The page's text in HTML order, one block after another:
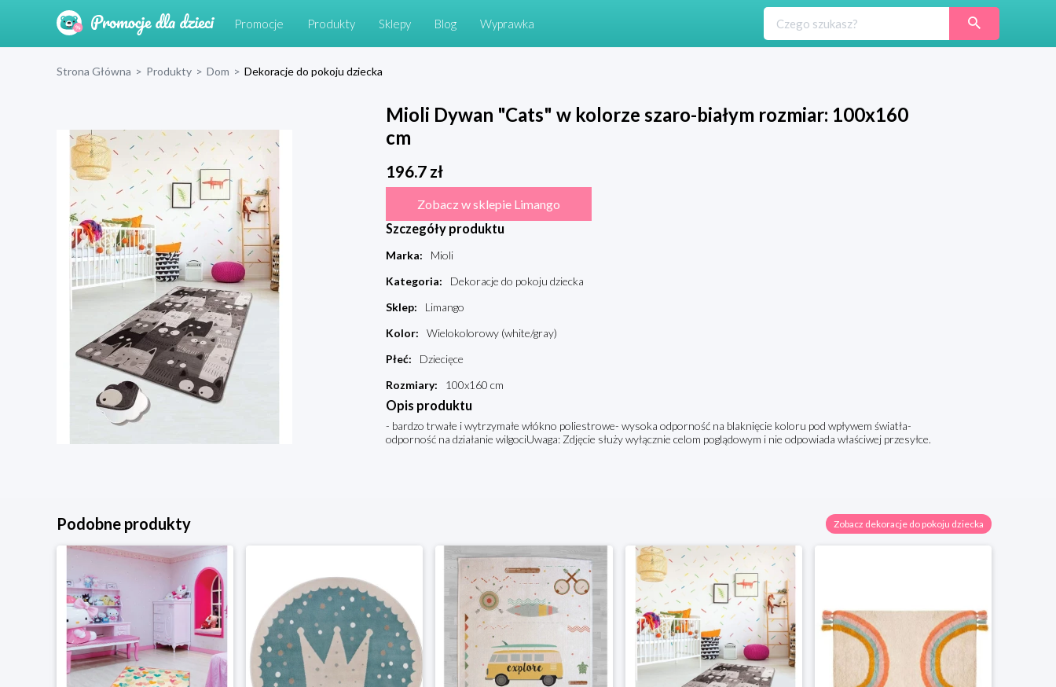
Promocje Produkty Sklepy Blog Wyprawka
Strona Główna > Produkty > Dom > Dekoracje do pokoju dziecka
Mioli Dywan "Cats" w kolorze szaro-białym rozmiar: 100x160
cm
196.7zł
Zobacz w sklepie Limango
Szczegóły produktu
Marka:
Mioli
Kategoria:
Dekoracje do pokoju dziecka
Sklep:
Limango
Kolor:
Wielokolorowy (white/gray)
Płeć:
Dziecięce
Rozmiary: 100x160 cm
Opis produktu
- bardzo trwałe i wytrzymałe włókno poliestrowe- wysoka odporność na blaknięcie koloru pod wpływem światła-
odporność na działanie wilgociUwaga: Zdjęcie służy wyłącznie celom poglądowym i nie odpowiada właściwej przesyłce.
Podobne produkty Zobacz dekoracje do pokoju dziecka